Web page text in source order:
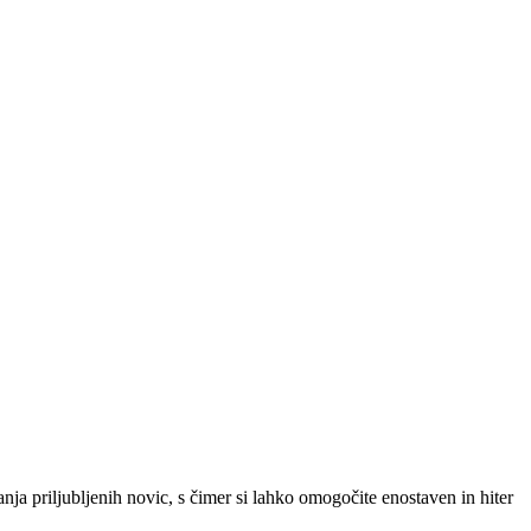
priljubljenih novic, s čimer si lahko omogočite enostaven in hiter